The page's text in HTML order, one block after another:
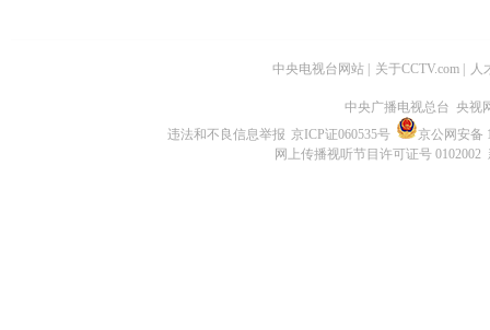
中央电视台网站 关于CCTV.com 人
中央广播电视总台 央视
违法和不良信息举报 京ICP证060535号
京公网安备
网上传播视听节目许可证号 0102002